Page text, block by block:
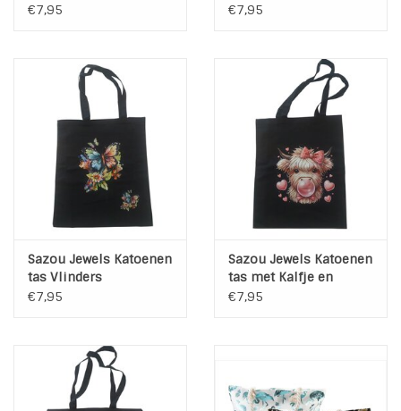
INSPIRATIE
€7,95
€7,95
Sazou Jewels Katoenen
tas Vlinders
€7,95
Sazou Jewels Katoenen
tas met Kalfje en
Hartjes
€7,95